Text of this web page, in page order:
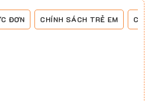
ĐƠN CHÍNH SÁCH TRẺ EM